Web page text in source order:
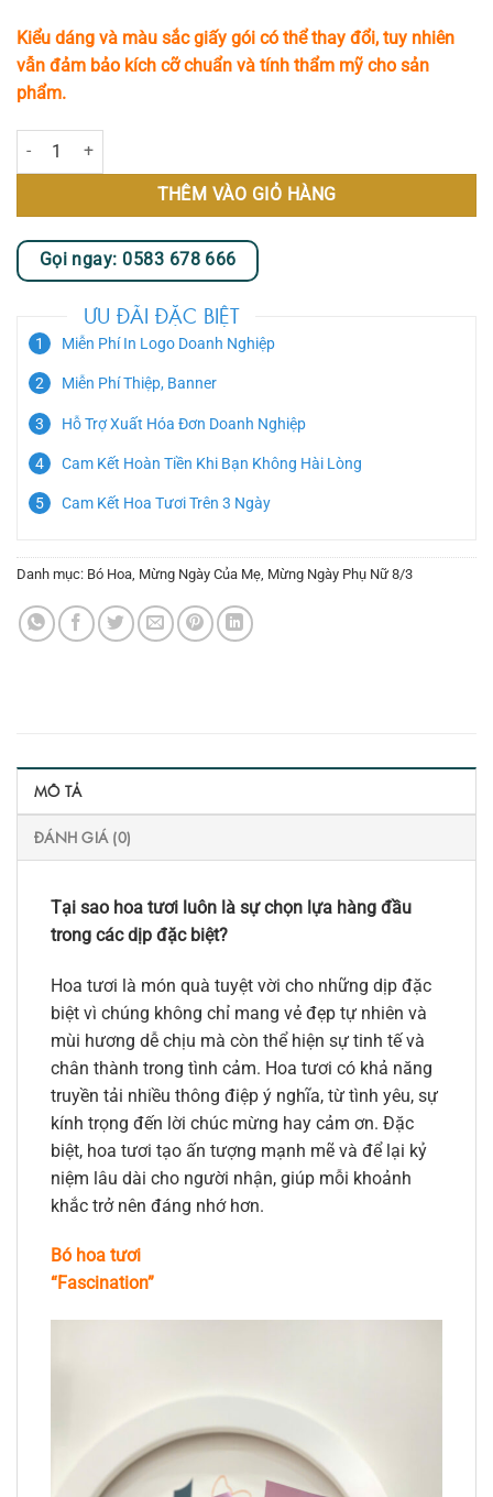
Kiểu dáng và màu sắc giấy gói có thể thay đổi, tuy nhiên
vẫn đảm bảo kích cỡ chuẩn và tính thẩm mỹ cho sản
phẩm.
Fascination số lượng
THÊM VÀO GIỎ HÀNG
Gọi ngay: 0583 678 666
ƯU ĐÃI ĐẶC BIỆT
Miễn Phí In Logo Doanh Nghiệp
Miễn Phí Thiệp, Banner
Hỗ Trợ Xuất Hóa Đơn Doanh Nghiệp
Cam Kết Hoàn Tiền Khi Bạn Không Hài Lòng
Cam Kết Hoa Tươi Trên 3 Ngày
Danh mục: Bó Hoa Mừng Ngày Của Mẹ Mừng Ngày Phụ Nữ 8/3
MÔ TẢ
ĐÁNH GIÁ (0)
Tại sao hoa tươi luôn là sự chọn lựa hàng đầu
trong các dịp đặc biệt?
Hoa tươi là món quà tuyệt vời cho những dịp đặc
biệt vì chúng không chỉ mang vẻ đẹp tự nhiên và
mùi hương dễ chịu mà còn thể hiện sự tinh tế và
chân thành trong tình cảm. Hoa tươi có khả năng
truyền tải nhiều thông điệp ý nghĩa, từ tình yêu, sự
kính trọng đến lời chúc mừng hay cảm ơn. Đặc
biệt, hoa tươi tạo ấn tượng mạnh mẽ và để lại kỷ
niệm lâu dài cho người nhận, giúp mỗi khoảnh
khắc trở nên đáng nhớ hơn.
Bó hoa tươi
“Fascination”